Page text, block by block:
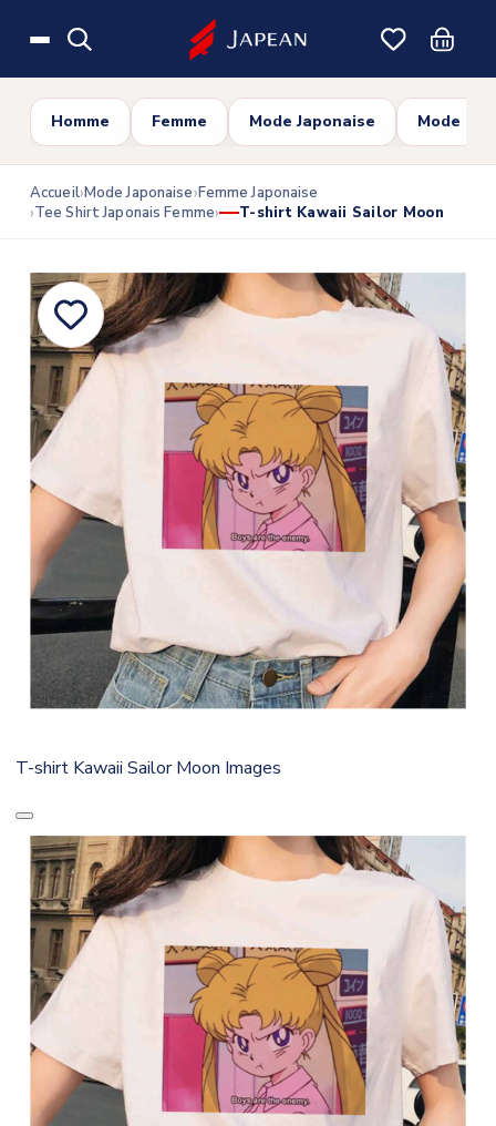
Homme Femme Mode Japonaise Mode
Accueil Mode Japonaise Femme Japonaise
Tee Shirt Japonais Femme
T-shirt Kawaii Sailor Moon
T-shirt Kawaii Sailor Moon Images